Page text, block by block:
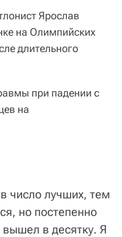
Ярослав
на Олимпийских
длительного
при падении с
на
число лучших, тем
но постепенно
в десятку. Я